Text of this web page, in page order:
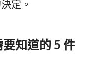
定。
知道的 5 件